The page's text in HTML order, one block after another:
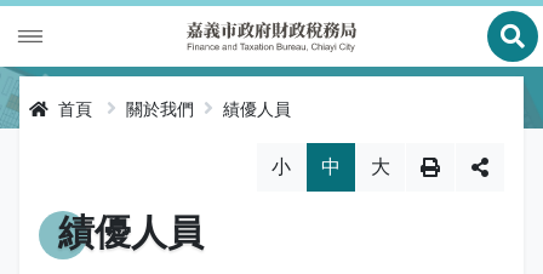
展
財金及菸酒管理
房屋稅
線上申辦
便民服務
首頁 關於我們 績優人員
小 中 大
績優人員